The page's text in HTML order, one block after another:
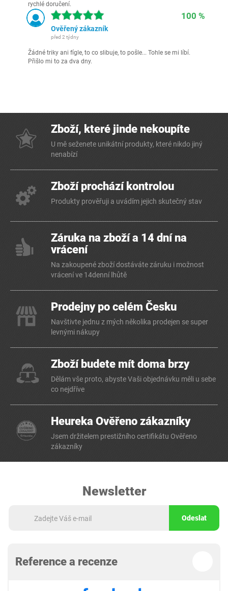
rychlé doručení.
100 %
Ověřený zákazník
před 2 týdny
Žádné triky ani fígle, to co slibuje, to pošle... Tohle se mi líbí.
Přišlo mi to za dva dny.
Zboží, které jinde nekoupíte
U mě seženete unikátní produkty, které nikdo jiný
nenabízí
Zboží prochází kontrolou
Produkty prověřuji a uvádím jejich skutečný stav
Záruka na zboží a 14 dní na
vrácení
Na zakoupené zboží dostáváte záruku i možnost
vrácení ve 14denní lhůtě
Prodejny po celém Česku
Navštivte jednu z mých několika prodejen se super
levnými nákupy
Zboží budete mít doma brzy
Dělám vše proto, abyste Vaši objednávku měli u sebe
co nejdříve
Heureka Ověřeno zákazníky
Jsem držitelem prestižního certifikátu Ověřeno
zákazníky
Newsletter
Odeslat
Reference a recenze